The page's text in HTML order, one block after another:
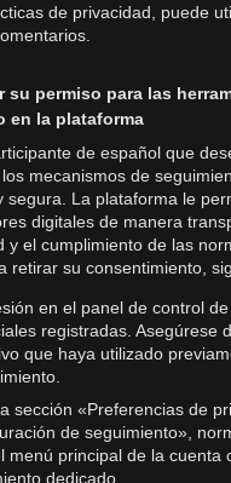
de privacidad, puede
su permiso para las
en la plataforma
de español que
mecanismos de
segura. La plataforma le
digitales de manera
y el cumplimiento de las
retirar su consentimiento,
en el panel de control
registradas. Asegúrese
que haya utilizado
sección «Preferencias de
de seguimiento»,
menú principal de la cuenta
dedicado.